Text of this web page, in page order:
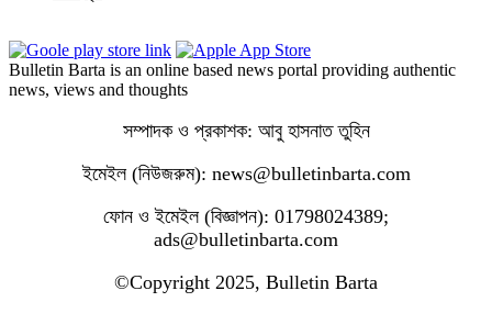
Bulletin Barta is an online based news portal providing authentic
news, views and thoughts
সম্পাদক ও প্রকাশক: আবু হাসনাত তুহিন
ইমেইল (নিউজরুম): news@bulletinbarta.com
ফোন ও ইমেইল (বিজ্ঞাপন): 01798024389;
ads@bulletinbarta.com
©️Copyright 2025, Bulletin Barta